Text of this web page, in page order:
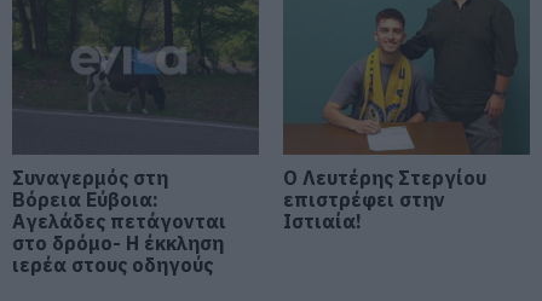
09.08.2026 | 11:00
Σε πλήρη ετοιμότητα για
ενδεχόμενο πυρκαγιάς σήμερα ο
Δήμος Χαλκιδέων- Χρήσιμα
τηλέφωνα
09.08.2026 | 10:40
Γνωρίζατε ότι υπάρχει Λουτράκι
και στην Εύβοια;
09.08.2026 | 10:20
Συναγερμός στη
Βόρεια Εύβοια:
Αγελάδες πετάγονται
στο δρόμο- Η έκκληση
ιερέα στους οδηγούς
Ο Λευτέρης Στεργίου
επιστρέφει στην
Ιστιαία!